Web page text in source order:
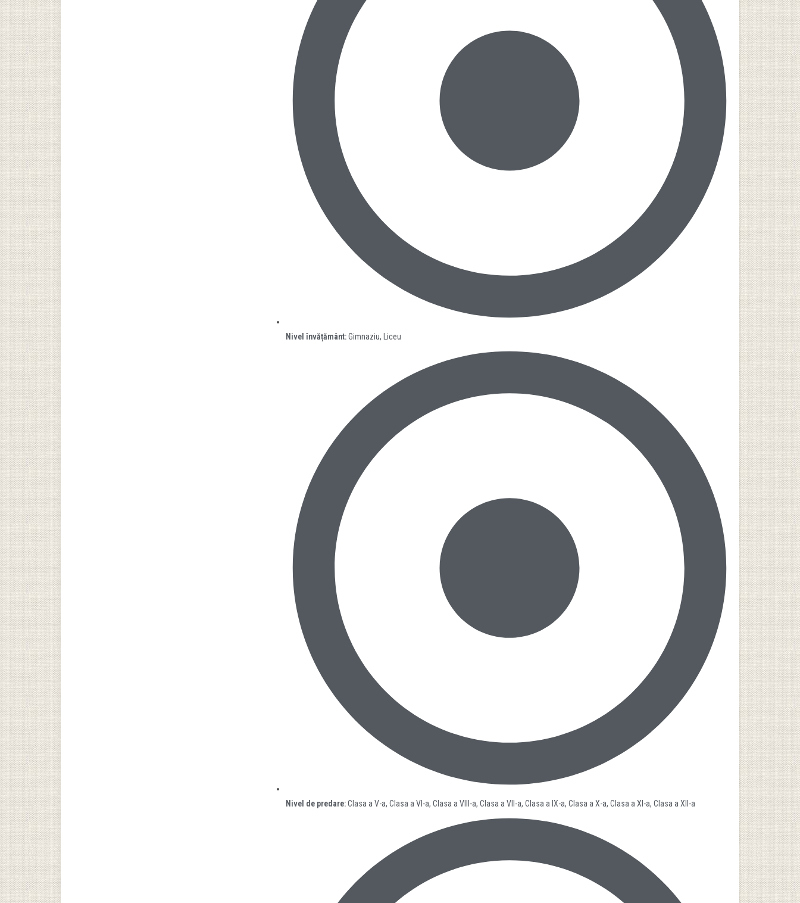
Nivel învățământ:Gimnaziu, Liceu
Nivel de predare:Clasa a V-a, Clasa a VI-a, Clasa a VIII-a, Clasa a VII-a, Clasa a IX-a, Clasa a X-a, Clasa a XI-a, Clasa a XII-a